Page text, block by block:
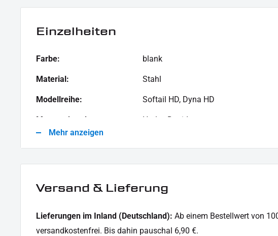
1x Schrauben-Kit "Rockerbox"
Einzelheiten
Farbe: blank
Material: Stahl
Modellreihe: Softail HD, Dyna HD
Motorradmarke:
Harley-Davidson
Mehr anzeigen
Versand & Lieferung
Lieferungen im Inland (Deutschland): Ab einem Bestellwert von
versandkostenfrei. Bis dahin pauschal 6,90 €.